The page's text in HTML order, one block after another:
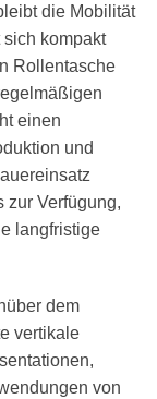
die Mobilität
kompakt
Rollentasche
einen
und
zur Verfügung,
langfristige
dem
vertikale
von